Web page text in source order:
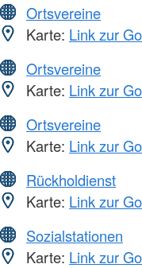
Ortsvereine
Karte: Link zur
Ortsvereine
Karte: Link zur
Ortsvereine
Karte: Link zur
Rückholdienst
Karte: Link zur
Sozialstationen
Karte: Link zur